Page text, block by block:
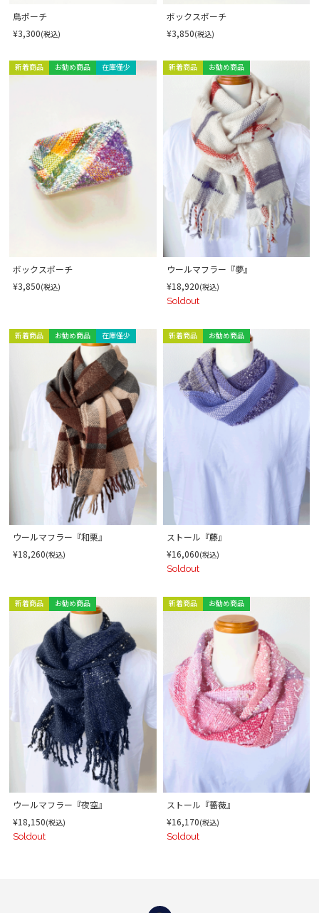
鳥ポーチ
¥3,300(税込)
ボックスポーチ
¥3,850(税込)
新着商品 お勧め商品 在庫僅少
ボックスポーチ
¥3,850(税込)
新着商品 お勧め商品
ウールマフラー『夢』
¥18,920(税込)
Soldout
新着商品 お勧め商品 在庫僅少
ウールマフラー『和栗』
¥18,260(税込)
新着商品 お勧め商品
ストール『藤』
¥16,060(税込)
Soldout
新着商品 お勧め商品
ウールマフラー『夜空』
¥18,150(税込)
Soldout
新着商品 お勧め商品
ストール『薔薇』
¥16,170(税込)
Soldout